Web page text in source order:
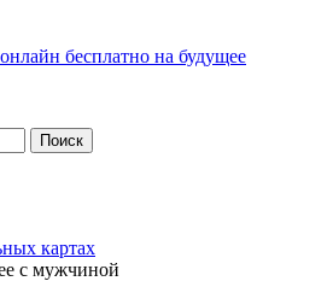
бесплатно на будущее
картах
с мужчиной